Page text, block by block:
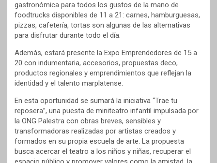
gastronómica para todos los gustos de la mano de
foodtrucks disponibles de 11 a 21: carnes, hamburguesas,
pizzas, cafetería, tortas son algunas de las alternativas
para disfrutar durante todo el día.
Además, estará presente la Expo Emprendedores de 15 a
20 con indumentaria, accesorios, propuestas deco,
productos regionales y emprendimientos que reflejan la
identidad y el talento marplatense.
En esta oportunidad se sumará la iniciativa “Trae tu
reposera”, una puesta de miniteatro infantil impulsada por
la ONG Palestra con obras breves, sensibles y
transformadoras realizadas por artistas creados y
formados en su propia escuela de arte. La propuesta
busca acercar el teatro a los niños y niñas, recuperar el